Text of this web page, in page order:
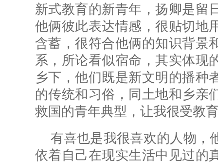
新式教育的新青年，扬卿是留
他俩彼此表达情感，很贴切地
含蓄，很符合他俩的知识背景
系，所论看似宿命，其实体现
乡下，他们既是新文明的播种
的传统和习俗，同土地和乡亲
救国的青年典型，让我很受教
有喜也是我很喜欢的人物，
依着自己在现实生活中见过的